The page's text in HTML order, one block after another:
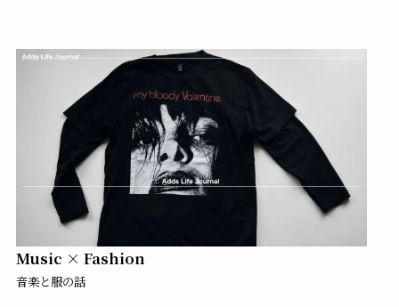
Music × Fashion
音楽と服の話